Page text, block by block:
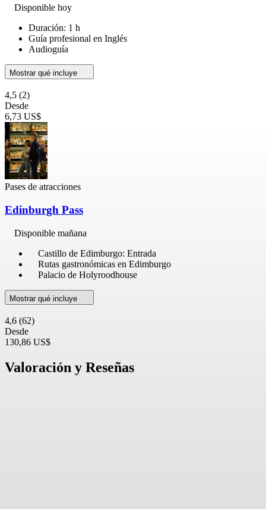
Disponible hoy
Duración: 1 h
Guía profesional en Inglés
Audioguía
Mostrar qué incluye
4,5 (2)
Desde
6,73 US$
Pases de atracciones
Edinburgh Pass
Disponible mañana
Castillo de Edimburgo: Entrada
Rutas gastronómicas en Edimburgo
Palacio de Holyroodhouse
Mostrar qué incluye
4,6 (62)
Desde
130,86 US$
Valoración y Reseñas